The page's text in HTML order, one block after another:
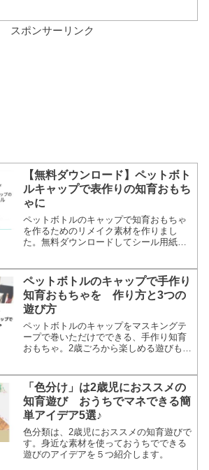
した。おうちで手作りしてご利用くださ
い。
スポンサーリンク
【無料ダウンロード】ペットボト
ルキャップで表作りの知育おもち
ゃに
ペットボトルのキャップで知育おもちゃ
を作るためのリメイク素材を作りまし
た。無料ダウンロードしてシール用紙に
ング遊び、同図形発見、色分類、表整
理、などいろんな知育遊びに使えます。
ペットボトルのキャップで手作り
知育おもちゃを 作り方と3つの
遊び方
ペットボトルのキャップをマスキングテ
ープで巻いただけでできる、手作り知育
おもちゃ。2歳ごろから楽しめる遊びも紹
「色分け」は2歳児におススメの
知育遊び おうちでマネできる簡
単アイデア5選♪
色分類は、2歳児におススメの知育遊びで
す。身近な素材を使っておうちでできる
遊びのアイデアを５つ紹介します。